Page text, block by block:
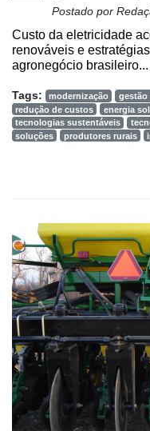
Postado por
Custo da eletricidade
renováveis e
agronegócio brasileiro...
Tags: modernização
gestão
redução de custos
energia
tecnologias sustentáveis
soluções
produtores rurais